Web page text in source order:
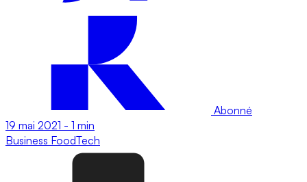
Abonné
19 mai 2021 - 1 min
Business FoodTech